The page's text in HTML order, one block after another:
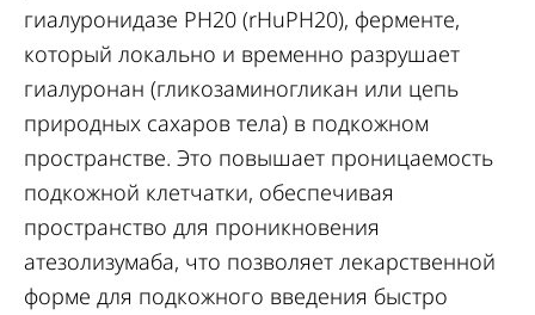
гиалуронидазе PH20 (rHuPH20), ферменте,
который локально и временно разрушает
гиалуронан (гликозаминогликан или цепь
природных сахаров тела) в подкожном
пространстве. Это повышает проницаемость
подкожной клетчатки, обеспечивая
пространство для проникновения
атезолизумаба, что позволяет лекарственной
форме для подкожного введения быстро